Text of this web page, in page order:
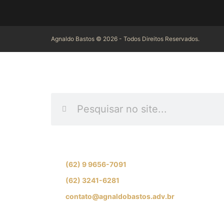
Agnaldo Bastos © 2026 - Todos Direitos Reservados.
(62) 9 9656-7091
(62) 3241-6281
contato@agnaldobastos.adv.br